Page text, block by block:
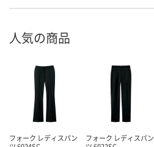
人気の商品
フォーク レディスパン
フォーク レディスパン